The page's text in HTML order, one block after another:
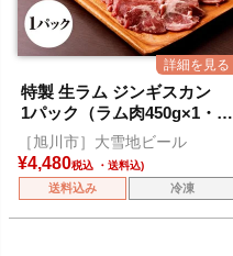
特製 生ラム ジンギスカン
1パック（ラム肉450g×1・別
添タレ150g）
［旭川市］大雪地ビール
¥4,480税込
送料込み 冷凍